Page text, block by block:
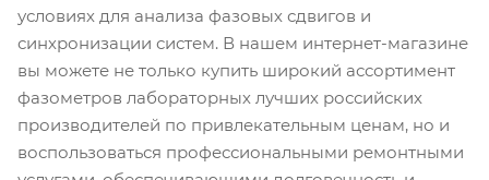
условиях для анализа фазовых сдвигов и
синхронизации систем. В нашем интернет-магазине
вы можете не только купить широкий ассортимент
фазометров лабораторных лучших российских
производителей по привлекательным ценам, но и
воспользоваться профессиональными ремонтными